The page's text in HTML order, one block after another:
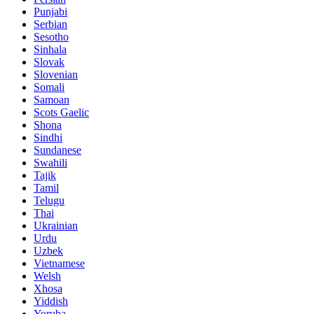
Punjabi
Serbian
Sesotho
Sinhala
Slovak
Slovenian
Somali
Samoan
Scots Gaelic
Shona
Sindhi
Sundanese
Swahili
Tajik
Tamil
Telugu
Thai
Ukrainian
Urdu
Uzbek
Vietnamese
Welsh
Xhosa
Yiddish